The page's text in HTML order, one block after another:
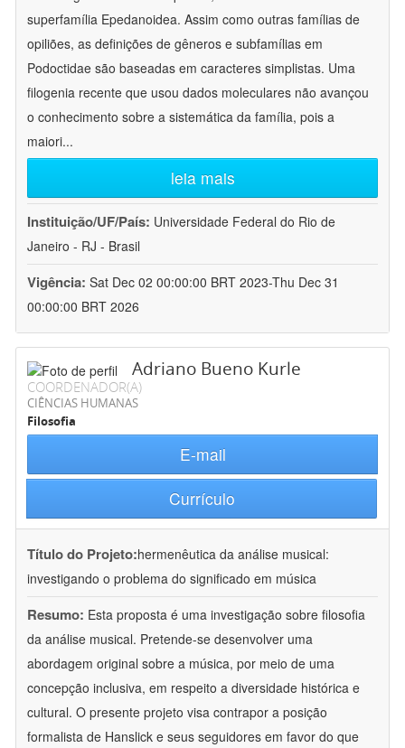
superfamília Epedanoidea. Assim como outras famílias de
opiliões, as definições de gêneros e subfamílias em
Podoctidae são baseadas em caracteres simplistas. Uma
filogenia recente que usou dados moleculares não avançou
o conhecimento sobre a sistemática da família, pois a
maiori...
leia mais
Instituição/UF/País: Universidade Federal do Rio de
Janeiro - RJ - Brasil
Vigência: Sat Dec 02 00:00:00 BRT 2023-Thu Dec 31
00:00:00 BRT 2026
Adriano Bueno Kurle
COORDENADOR(A)
CIÊNCIAS HUMANAS
Filosofia
E-mail
Currículo
Título do Projeto:hermenêutica da análise musical:
investigando o problema do significado em música
Resumo: Esta proposta é uma investigação sobre filosofia
da análise musical. Pretende-se desenvolver uma
abordagem original sobre a música, por meio de uma
concepção inclusiva, em respeito a diversidade histórica e
cultural. O presente projeto visa contrapor a posição
formalista de Hanslick e seus seguidores em favor do que